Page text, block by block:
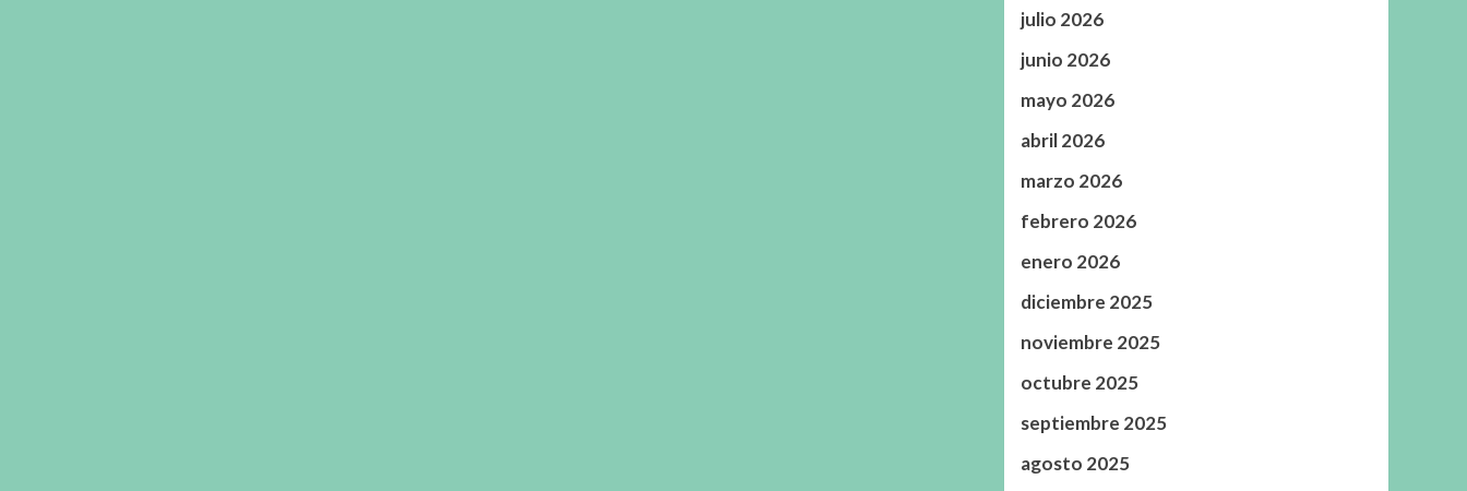
julio 2026
junio 2026
mayo 2026
abril 2026
marzo 2026
febrero 2026
enero 2026
diciembre 2025
noviembre 2025
octubre 2025
septiembre 2025
agosto 2025